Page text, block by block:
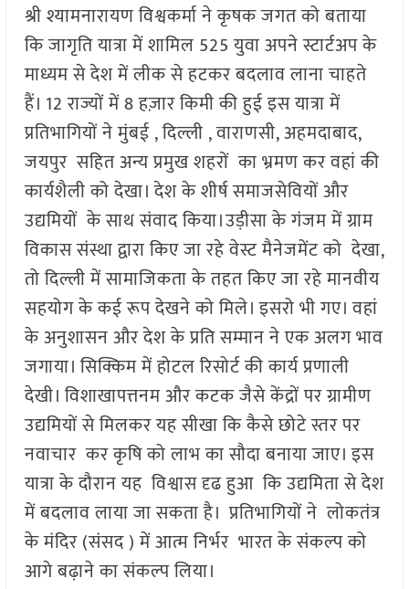
श्री श्यामनारायण विश्वकर्मा ने कृषक जगत को बताया
कि जागृति यात्रा में शामिल 525 युवा अपने स्टार्टअप के
माध्यम से देश में लीक से हटकर बदलाव लाना चाहते
हैं। 12 राज्यों में 8 हज़ार किमी की हुई इस यात्रा में
प्रतिभागियों ने मुंबई , दिल्ली , वाराणसी, अहमदाबाद,
जयपुर सहित अन्य प्रमुख शहरों का भ्रमण कर वहां की
कार्यशैली को देखा। देश के शीर्ष समाजसेवियों और
उद्यमियों के साथ संवाद किया।उड़ीसा के गंजम में ग्राम
विकास संस्था द्वारा किए जा रहे वेस्ट मैनेजमेंट को देखा,
तो दिल्ली में सामाजिकता के तहत किए जा रहे मानवीय
सहयोग के कई रूप देखने को मिले। इसरो भी गए। वहां
के अनुशासन और देश के प्रति सम्मान ने एक अलग भाव
जगाया। सिक्किम में होटल रिसोर्ट की कार्य प्रणाली
देखी। विशाखापत्तनम और कटक जैसे केंद्रों पर ग्रामीण
उद्यमियों से मिलकर यह सीखा कि कैसे छोटे स्तर पर
नवाचार कर कृषि को लाभ का सौदा बनाया जाए। इस
यात्रा के दौरान यह विश्वास दृढ हुआ कि उद्यमिता से देश
में बदलाव लाया जा सकता है। प्रतिभागियों ने लोकतंत्र
के मंदिर (संसद ) में आत्म निर्भर भारत के संकल्प को
आगे बढ़ाने का संकल्प लिया।